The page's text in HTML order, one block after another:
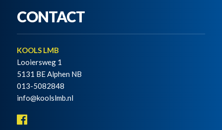
CONTACT
KOOLS LMB
Looiersweg 1
5131 BE Alphen NB
013-5082848
info@koolslmb.nl